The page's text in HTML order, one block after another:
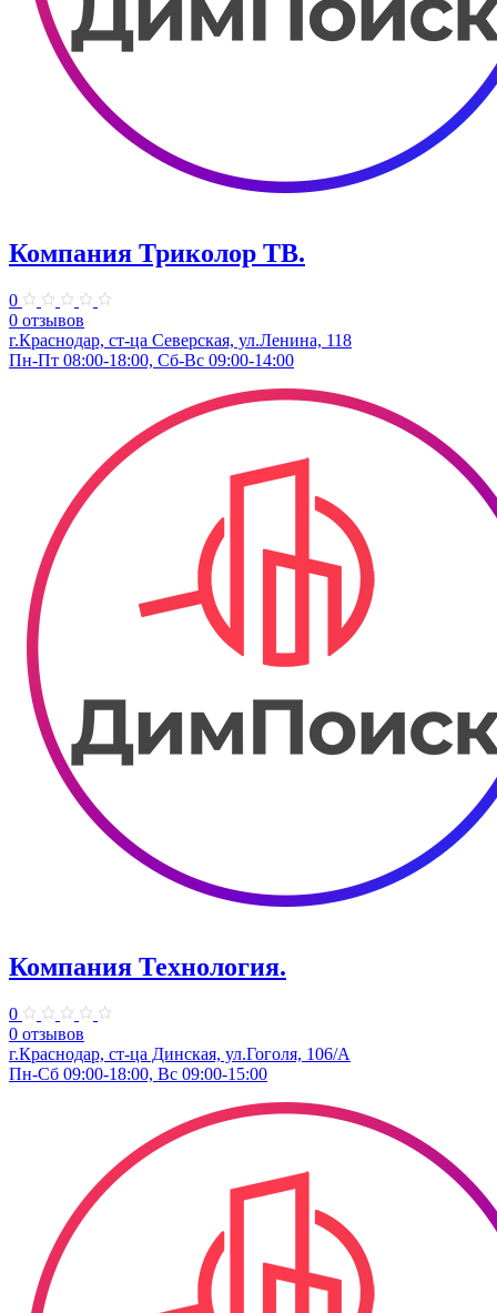
Компания Триколор ТВ.
0
0 отзывов
г.Краснодар, ст-ца Северская, ул.Ленина, 118
Пн-Пт 08:00-18:00, Сб-Вс 09:00-14:00
Компания Технология.
0
0 отзывов
г.Краснодар, ст-ца Динская, ул.Гоголя, 106/А
Пн-Сб 09:00-18:00, Вс 09:00-15:00